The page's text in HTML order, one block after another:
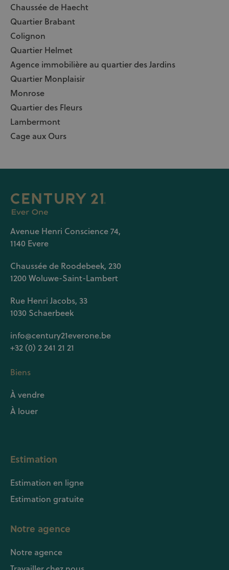
Chaussée de Haecht
Quartier Brabant
Colignon
Quartier Helmet
Agence immobilière au quartier des Jardins
Quartier Monplaisir
Monrose
Quartier des Fleurs
Lambermont
Cage aux Ours
Avenue Henri Conscience 74,
1140 Evere
Chaussée de Roodebeek, 230
1200 Woluwe-Saint-Lambert
Rue Henri Jacobs, 33
1030 Schaerbeek
info@century21everone.be
+32 (0) 2 241 21 21
Biens
À vendre
À louer
Estimation
Estimation en ligne
Estimation gratuite
Notre agence
Notre agence